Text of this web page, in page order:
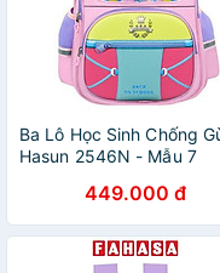
Ba Lô Học Sinh Chống
Hasun 2546N - Mẫu 7
449.000 đ